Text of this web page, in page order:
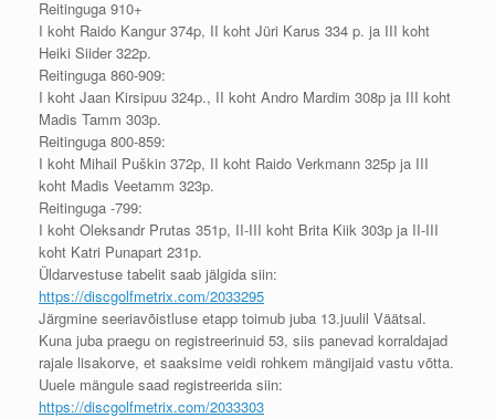
Reitinguga 910+
I koht Raido Kangur 374p, II koht Jüri Karus 334 p. ja III koht
Heiki Siider 322p.
Reitinguga 860-909:
I koht Jaan Kirsipuu 324p., II koht Andro Mardim 308p ja III koht
Madis Tamm 303p.
Reitinguga 800-859:
I koht Mihail Puškin 372p, II koht Raido Verkmann 325p ja III
koht Madis Veetamm 323p.
Reitinguga -799:
I koht Oleksandr Prutas 351p, II-III koht Brita Kiik 303p ja II-III
koht Katri Punapart 231p.
Üldarvestuse tabelit saab jälgida siin:
https://discgolfmetrix.com/2033295
Järgmine seeriavõistluse etapp toimub juba 13.juulil Väätsal.
Kuna juba praegu on registreerinuid 53, siis panevad korraldajad
rajale lisakorve, et saaksime veidi rohkem mängijaid vastu võtta.
Uuele mängule saad registreerida siin:
https://discgolfmetrix.com/2033303